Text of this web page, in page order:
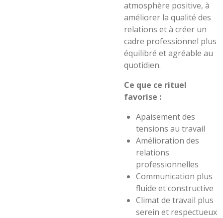
atmosphère positive, à
améliorer la qualité des
relations et à créer un
cadre professionnel plus
équilibré et agréable au
quotidien.
Ce que ce rituel
favorise :
Apaisement des
tensions au travail
Amélioration des
relations
professionnelles
Communication plus
fluide et constructive
Climat de travail plus
serein et respectueux